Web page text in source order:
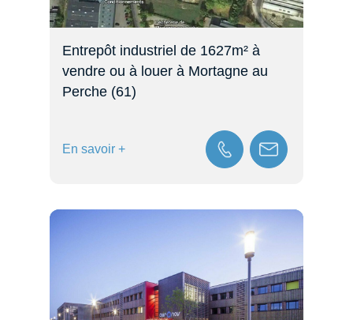
Entrepôt industriel de 1627m² à
vendre ou à louer à Mortagne au
Perche (61)
En savoir +